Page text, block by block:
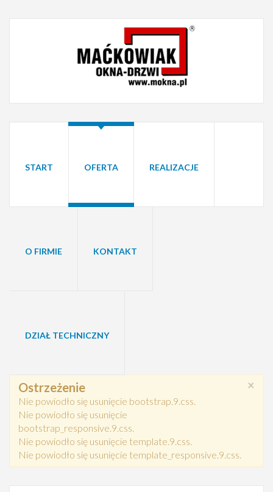
START OFERTA REALIZACJE
O FIRMIE KONTAKT
DZIAŁ TECHNICZNY
×
Ostrzeżenie
Nie powiodło się usunięcie bootstrap.9.css.
Nie powiodło się usunięcie
bootstrap_responsive.9.css.
Nie powiodło się usunięcie template.9.css.
Nie powiodło się usunięcie template_responsive.9.css.